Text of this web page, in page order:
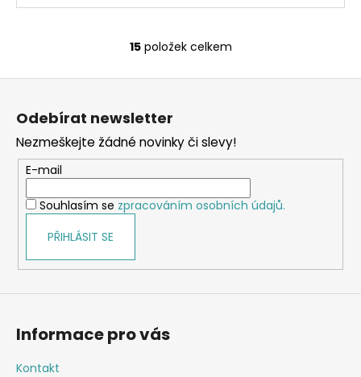
O
a
c
í
p
r
y
15položek celkem
Z
Odebírat newsletter
Nezmeškejte žádné novinky či slevy!
E-mail
Souhlasím se zpracováním osobních údajů.
PŘIHLÁSIT SE
Informace pro vás
Kontakt